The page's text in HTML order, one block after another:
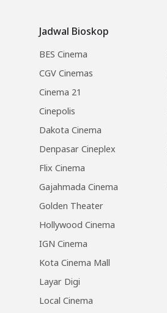
Jadwal Bioskop
BES Cinema
CGV Cinemas
Cinema 21
Cinepolis
Dakota Cinema
Denpasar Cineplex
Flix Cinema
Gajahmada Cinema
Golden Theater
Hollywood Cinema
IGN Cinema
Kota Cinema Mall
Layar Digi
Local Cinema